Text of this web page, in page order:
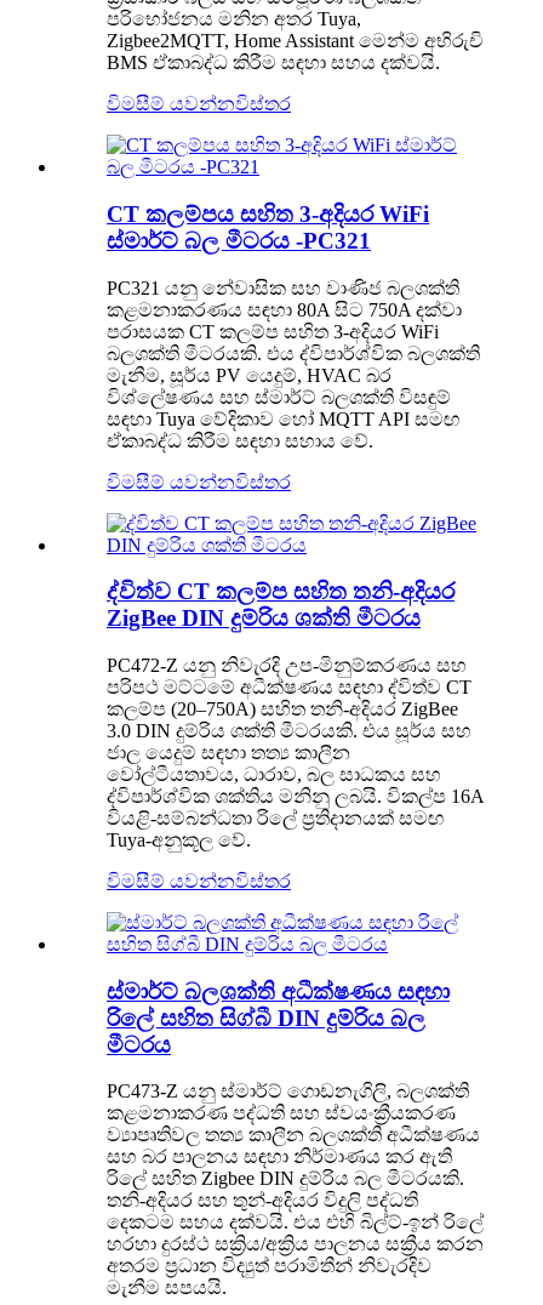
පරිභෝජනය මනින අතර Tuya,
Zigbee2MQTT, Home Assistant මෙන්ම අභිරුචි
BMS ඒකාබද්ධ කිරීම සඳහා සහය දක්වයි.
විමසීම් යවන්නවිස්තර
CT කලම්පය සහිත 3-අදියර WiFi
ස්මාර්ට් බල මීටරය -PC321
PC321 යනු නේවාසික සහ වාණිජ බලශක්ති
කළමනාකරණය සඳහා 80A සිට 750A දක්වා
පරාසයක CT කලම්ප සහිත 3-අදියර WiFi
බලශක්ති මීටරයකි. එය ද්විපාර්ශ්වික බලශක්ති
මැනීම, සූර්ය PV යෙදුම්, HVAC බර
විශ්ලේෂණය සහ ස්මාර්ට් බලශක්ති විසඳුම්
සඳහා Tuya වේදිකාව හෝ MQTT API සමඟ
ඒකාබද්ධ කිරීම සඳහා සහාය වේ.
විමසීම් යවන්නවිස්තර
ද්විත්ව CT කලම්ප සහිත තනි-අදියර
ZigBee DIN දුම්රිය ශක්ති මීටරය
PC472-Z යනු නිවැරදි උප-මිනුම්කරණය සහ
පරිපථ මට්ටමේ අධීක්ෂණය සඳහා ද්විත්ව CT
කලම්ප (20–750A) සහිත තනි-අදියර ZigBee
3.0 DIN දුම්රිය ශක්ති මීටරයකි. එය සූර්ය සහ
ජාල යෙදුම් සඳහා තත්‍ය කාලීන
වෝල්ටීයතාවය, ධාරාව, ​​බල සාධකය සහ
ද්විපාර්ශ්වික ශක්තිය මනිනු ලබයි. විකල්ප 16A
වියළි-සම්බන්ධතා රිලේ ප්‍රතිදානයක් සමඟ
Tuya-අනුකූල වේ.
විමසීම් යවන්නවිස්තර
ස්මාර්ට් බලශක්ති අධීක්ෂණය සඳහා
රිලේ සහිත සිග්බී DIN දුම්රිය බල
මීටරය
PC473-Z යනු ස්මාර්ට් ගොඩනැගිලි, බලශක්ති
කළමනාකරණ පද්ධති සහ ස්වයංක්‍රීයකරණ
ව්‍යාපෘතිවල තත්‍ය කාලීන බලශක්ති අධීක්ෂණය
සහ බර පාලනය සඳහා නිර්මාණය කර ඇති
රිලේ සහිත Zigbee DIN දුම්රිය බල මීටරයකි.
තනි-අදියර සහ තුන්-අදියර විදුලි පද්ධති
දෙකටම සහය දක්වයි. එය එහි බිල්ට්-ඉන් රිලේ
හරහා දුරස්ථ සක්‍රිය/අක්‍රිය පාලනය සක්‍රීය කරන
අතරම ප්‍රධාන විද්‍යුත් පරාමිතීන් නිවැරදිව
මැනීම සපයයි.